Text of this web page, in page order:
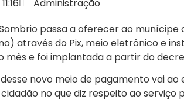
11:16
Administração
passa a oferecer ao
através do Pix, meio eletrônico e
mês e foi implantada a partir do
novo meio de pagamento vai
no que diz respeito ao